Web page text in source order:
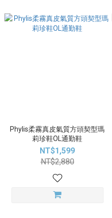
Phylis柔霧真皮氣質方頭契型瑪
莉珍鞋OL通勤鞋
NT$1,599
NT$2,880